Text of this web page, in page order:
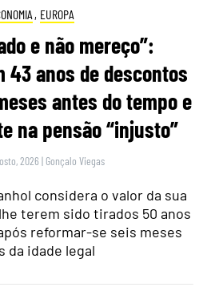
, EUROPA
e não mereço”:
43 anos de descontos
antes do tempo e
na pensão “injusto”
2026 | Gonçalo Viegas
considera o valor da sua
terem sido tirados 50 anos
reformar-se seis meses
da idade legal